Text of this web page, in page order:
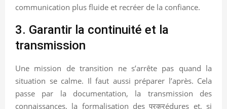
communication plus fluide et recréer de la confiance.
3. Garantir la continuité et la
transmission
Une mission de transition ne s’arrête pas quand la
situation se calme. Il faut aussi préparer l’après. Cela
passe par la documentation, la transmission des
connaissances, la formalisation des प्रक्रédures et, si